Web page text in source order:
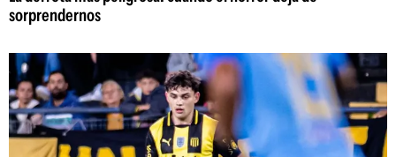
sorprendernos